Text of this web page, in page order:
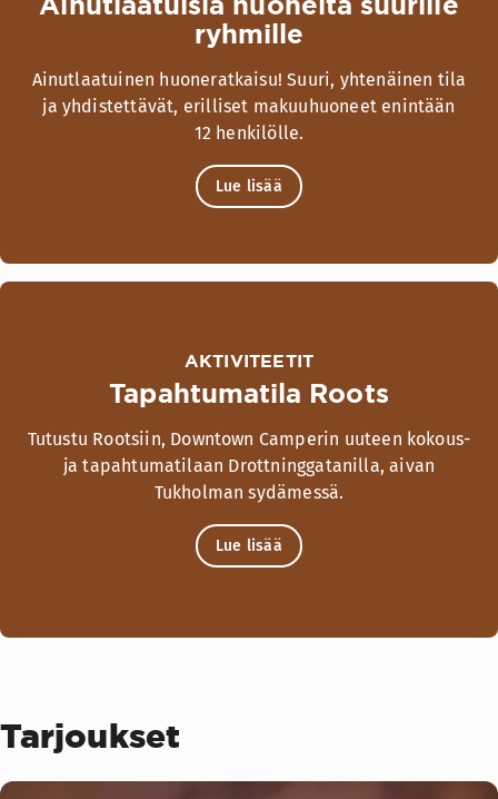
ryhmille
Ainutlaatuinen huoneratkaisu! Suuri, yhtenäinen tila
ja yhdistettävät, erilliset makuuhuoneet enintään
12 henkilölle.
Lue lisää
AKTIVITEETIT
Tapahtumatila Roots
Tutustu Rootsiin, Downtown Camperin uuteen kokous-
ja tapahtumatilaan Drottninggatanilla, aivan
Tukholman sydämessä.
Lue lisää
Tarjoukset